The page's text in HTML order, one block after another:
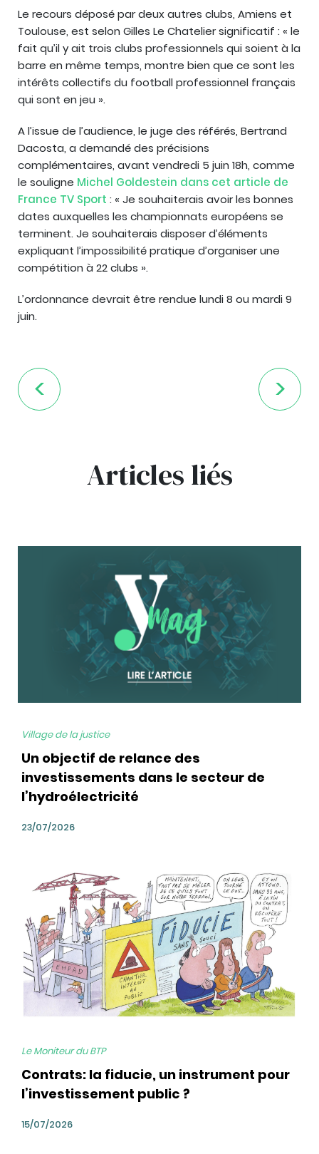
Le recours déposé par deux autres clubs, Amiens et
Toulouse, est selon Gilles Le Chatelier significatif : « le
fait qu’il y ait trois clubs professionnels qui soient à la
barre en même temps, montre bien que ce sont les
intérêts collectifs du football professionnel français
qui sont en jeu ».
A l’issue de l’audience, le juge des référés, Bertrand
Dacosta, a demandé des précisions
complémentaires, avant vendredi 5 juin 18h, comme
le souligne Michel Goldestein dans cet article de
France TV Sport : « Je souhaiterais avoir les bonnes
dates auxquelles les championnats européens se
terminent. Je souhaiterais disposer d’éléments
expliquant l’impossibilité pratique d’organiser une
compétition à 22 clubs ».
L’ordonnance devrait être rendue lundi 8 ou mardi 9
juin.
Articles liés
Village de la justice
Un objectif de relance des
investissements dans le secteur de
l’hydroélectricité
23/07/2026
Le Moniteur du BTP
Contrats: la fiducie, un instrument pour
l’investissement public ?
15/07/2026